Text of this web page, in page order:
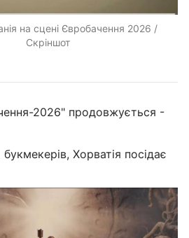
на сцені Євробачення 2026 /
Скріншот
2026" продовжується -
Хорватія посідає